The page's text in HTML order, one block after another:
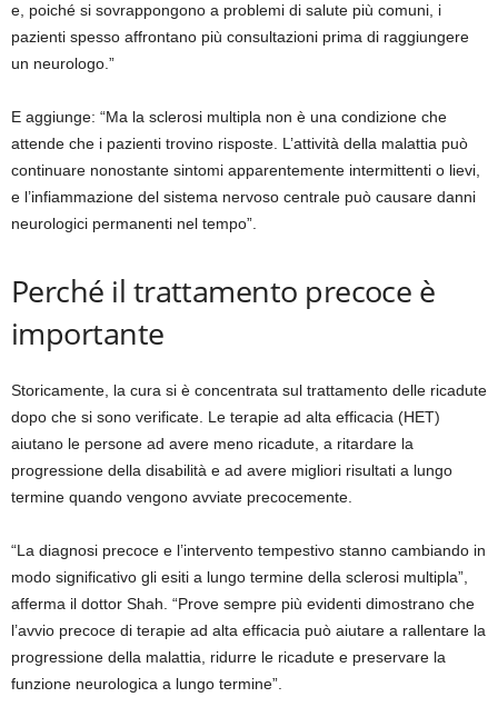
e, poiché si sovrappongono a problemi di salute più comuni, i
pazienti spesso affrontano più consultazioni prima di raggiungere
un neurologo.”
E aggiunge: “Ma la sclerosi multipla non è una condizione che
attende che i pazienti trovino risposte. L’attività della malattia può
continuare nonostante sintomi apparentemente intermittenti o lievi,
e l’infiammazione del sistema nervoso centrale può causare danni
neurologici permanenti nel tempo”.
Perché il trattamento precoce è
importante
Storicamente, la cura si è concentrata sul trattamento delle ricadute
dopo che si sono verificate. Le terapie ad alta efficacia (HET)
aiutano le persone ad avere meno ricadute, a ritardare la
progressione della disabilità e ad avere migliori risultati a lungo
termine quando vengono avviate precocemente.
“La diagnosi precoce e l’intervento tempestivo stanno cambiando in
modo significativo gli esiti a lungo termine della sclerosi multipla”,
afferma il dottor Shah. “Prove sempre più evidenti dimostrano che
l’avvio precoce di terapie ad alta efficacia può aiutare a rallentare la
progressione della malattia, ridurre le ricadute e preservare la
funzione neurologica a lungo termine”.